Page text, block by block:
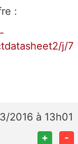
:
j/7
2016 à 13h01
+ -